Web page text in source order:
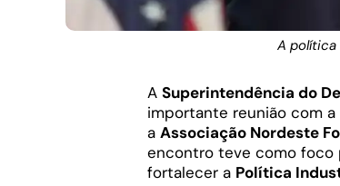
A política
A Superintendência do
importante reunião com a
a Associação Nordeste
encontro teve como foco
fortalecer a Política